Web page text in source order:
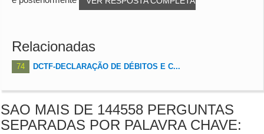
Relacionadas
74 DCTF-DECLARAÇÃO DE DÉBITOS E C...
SAO MAIS DE 144558 PERGUNTAS
SEPARADAS POR PALAVRA CHAVE: